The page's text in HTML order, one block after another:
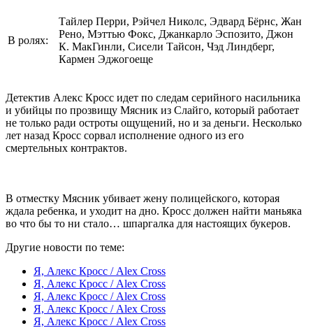
В ролях:
Тайлер Перри, Рэйчел Николс, Эдвард Бёрнс, Жан
Рено, Мэттью Фокс, Джанкарло Эспозито, Джон
К. МакГинли, Сисели Тайсон, Чэд Линдберг,
Кармен Эджогоеще
Детектив Алекс Кросс идет по следам серийного насильника
и убийцы по прозвищу Мясник из Слайго, который работает
не только ради остроты ощущений, но и за деньги. Несколько
лет назад Кросс сорвал исполнение одного из его
смертельных контрактов.
В отместку Мясник убивает жену полицейского, которая
ждала ребенка, и уходит на дно. Кросс должен найти маньяка
во что бы то ни стало… шпаргалка для настоящих букеров.
Другие новости по теме:
Я, Алекс Кросс / Alex Cross
Я, Алекс Кросс / Alex Cross
Я, Алекс Кросс / Alex Cross
Я, Алекс Кросс / Alex Cross
Я, Алекс Кросс / Alex Cross